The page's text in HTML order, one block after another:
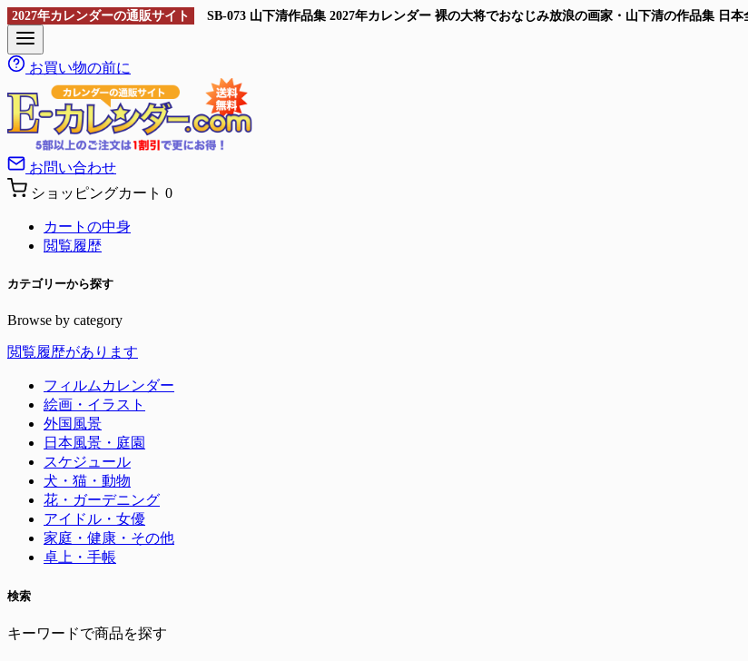
2027年カレンダーの通販サイト SB-073 山下清作品集 2027年カレンダー 裸の大将でおなじみ放浪の画家・山下清の作品集 日
お買い物の前に
お問い合わせ
ショッピングカート 0
カートの中身
閲覧履歴
カテゴリーから探す
Browse by category
閲覧履歴があります
フィルムカレンダー
絵画・イラスト
外国風景
日本風景・庭園
スケジュール
犬・猫・動物
花・ガーデニング
アイドル・女優
家庭・健康・その他
卓上・手帳
検索
キーワードで商品を探す